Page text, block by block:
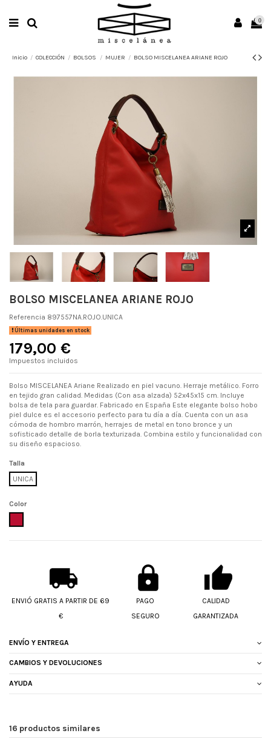
0
Inicio COLECCIÓN BOLSOS MUJER BOLSO MISCELANEA ARIANE ROJO
BOLSO MISCELANEA ARIANE ROJO
Referencia 897557NA.ROJO.UNICA
Últimas unidades en stock
179,00 €
Impuestos incluidos
Bolso MISCELANEA Ariane Realizado en piel vacuno. Herraje metálico. Forro
en tejido gran calidad. Medidas (Con asa alzada) 52x45x15 cm. Incluye
bolsa de tela para guardar. Fabricado en España Este elegante bolso hobo
piel dulce es el accesorio perfecto para tu día a día. Cuenta con un asa
cómoda de hombro marrón, herrajes de metal en tono bronce y un
sofisticado detalle de borla texturizada. Combina estilo y funcionalidad con
su diseño espacioso.
Talla
UNICA
Color
ENVIÓ GRATIS A PARTIR DE 69
€
PAGO
SEGURO
CALIDAD
GARANTIZADA
ENVÍO Y ENTREGA
CAMBIOS Y DEVOLUCIONES
AYUDA
16 productos similares